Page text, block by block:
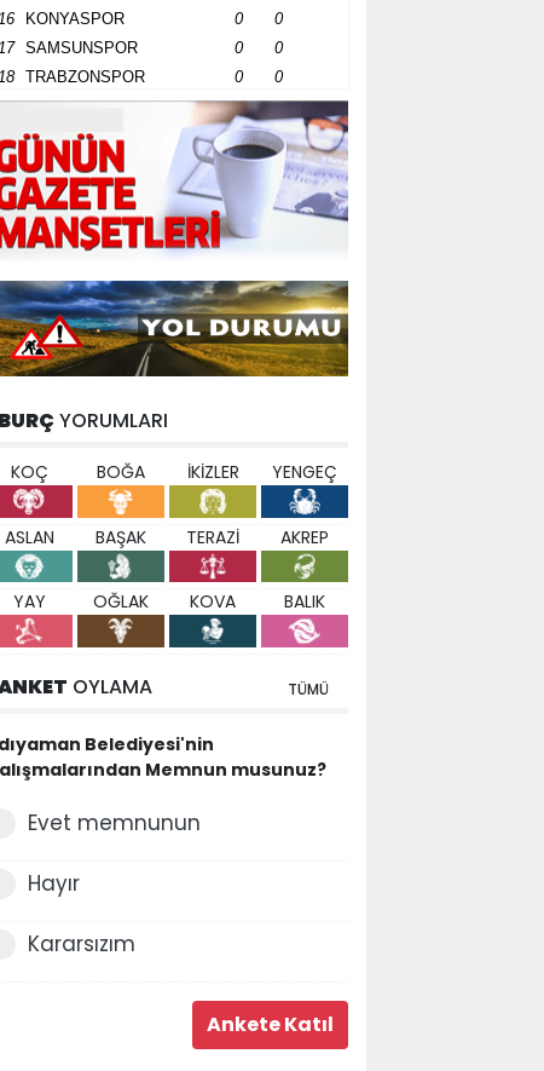
KONYASPOR 0
0
SAMSUNSPOR 0
0
TRABZONSPOR 0 0
BURÇ YORUMLARI
KOÇ BOĞA İKİZLER YENGEÇ
ASLAN BAŞAK TERAZİ AKREP
YAY OĞLAK KOVA BALIK
OYLAMA TÜMÜ
Belediyesi'nin
Memnun musunuz?
Evet memnunun
Hayır
Kararsızım